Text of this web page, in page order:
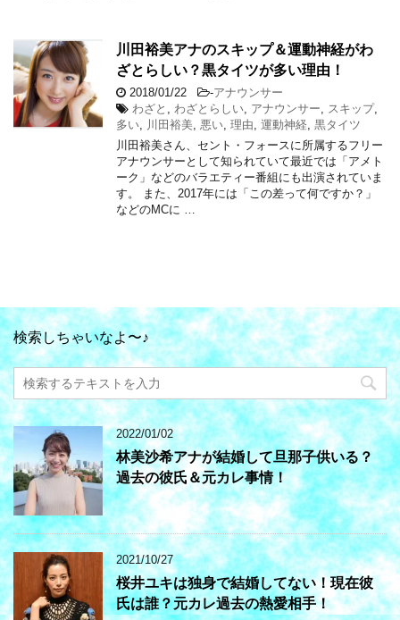
川田裕美アナのスキップ＆運動神経がわ
ざとらしい？黒タイツが多い理由！
2018/01/22 -アナウンサー
わざと
わざとらしい アナウンサー スキップ,
多い
川田裕美 悪い 理由 運動神経 黒タイツ
川田裕美さん、セント・フォースに所属するフリー
アナウンサーとして知られていて最近では「アメト
ーク」などのバラエティー番組にも出演されていま
す。 また、2017年には「この差って何ですか？」
などのMCに …
検索しちゃいなよ〜♪
2022/01/02
林美沙希アナが結婚して旦那子供いる？
過去の彼氏＆元カレ事情！
2021/10/27
桜井ユキは独身で結婚してない！現在彼
氏は誰？元カレ過去の熱愛相手！